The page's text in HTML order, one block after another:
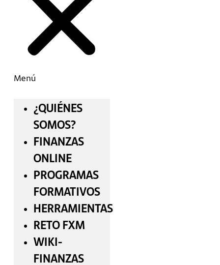
Menú
¿QUIÉNES
SOMOS?
FINANZAS
ONLINE
PROGRAMAS
FORMATIVOS
HERRAMIENTAS
RETO FXM
WIKI-
FINANZAS